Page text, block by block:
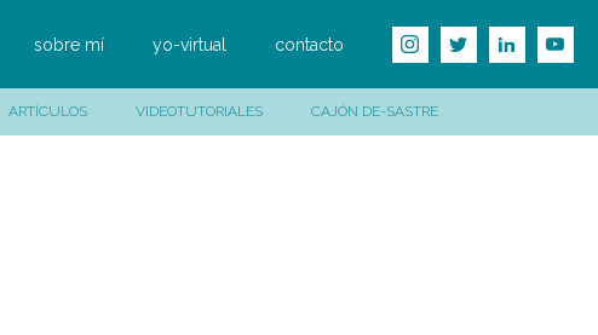
sobre mí yo-virtual contacto
ARTÍCULOS VIDEOTUTORIALES CAJÓN DE-SASTRE